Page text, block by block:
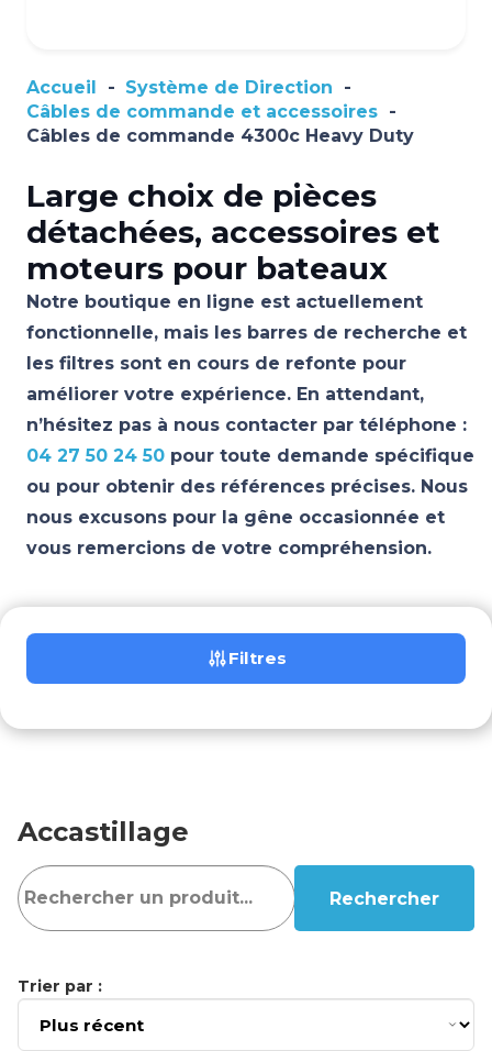
Accueil - Système de Direction
-
Câbles de commande et accessoires -
Câbles de commande 4300c Heavy Duty
Large choix de pièces
détachées, accessoires et
moteurs pour bateaux
Notre boutique en ligne est actuellement
fonctionnelle, mais les barres de recherche et
les filtres sont en cours de refonte pour
améliorer votre expérience. En attendant,
n’hésitez pas à nous contacter par téléphone :
04 27 50 24 50 pour toute demande spécifique
ou pour obtenir des références précises. Nous
nous excusons pour la gêne occasionnée et
vous remercions de votre compréhension.
Filtres
Accastillage
Rechercher
Trier par :